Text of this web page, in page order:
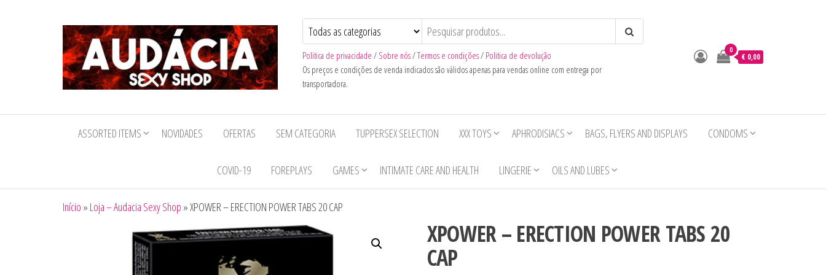
Sexy
Shop
Politica de privacidade / Sobre nós/Termos e condições/ Politica de devolução
Os preços e condições de venda indicados são válidos apenas para vendas online com entrega por
transportadora.
0
€ 0,00
ASSORTED ITEMS NOVIDADES OFERTAS SEM CATEGORIA TUPPERSEX SELECTION XXX TOYS APHRODISIACS BAGS, FLYERS AND DISPLAYS CONDOMS
COVID-19 FOREPLAYS GAMES INTIMATE CARE AND HEALTH LINGERIE OILS AND LUBES
Início » Loja – Audacia Sexy Shop »XPOWER – ERECTION POWER TABS 20 CAP
XPOWER – ERECTION POWER TABS 20
CAP